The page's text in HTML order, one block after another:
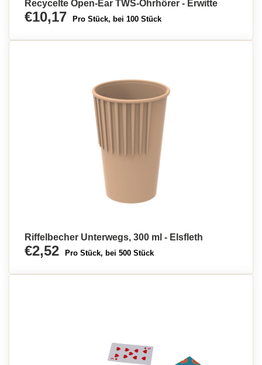
Recycelte Open-Ear TWS-Ohrhörer - Erwitte
€10,17 Pro Stück, bei 100 Stück
Riffelbecher Unterwegs, 300 ml - Elsfleth
€2,52 Pro Stück, bei 500 Stück